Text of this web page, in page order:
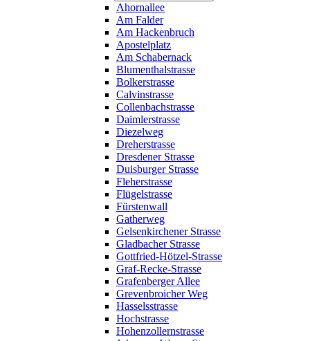
Ahornallee
Am Falder
Am Hackenbruch
Apostelplatz
Am Schabernack
Blumenthalstrasse
Bolkerstrasse
Calvinstrasse
Collenbachstrasse
Daimlerstrasse
Diezelweg
Dreherstrasse
Dresdener Strasse
Duisburger Strasse
Fleherstrasse
Flügelstrasse
Fürstenwall
Gatherweg
Gelsenkirchener Strasse
Gladbacher Strasse
Gottfried-Hötzel-Strasse
Graf-Recke-Strasse
Grafenberger Allee
Grevenbroicher Weg
Hasselsstrasse
Hochstrasse
Hohenzollernstrasse